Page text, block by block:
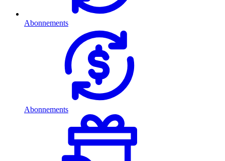
Abonnements
Abonnements